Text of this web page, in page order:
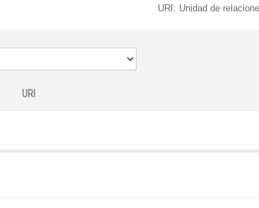
URI: Unidad de
URI